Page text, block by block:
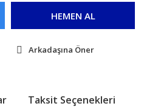
HEMEN AL
Arkadaşına Öner
Taksit Seçenekleri